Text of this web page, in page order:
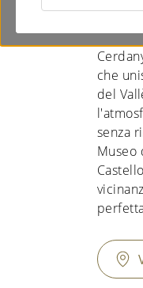
IL
che
del
senza
Museo